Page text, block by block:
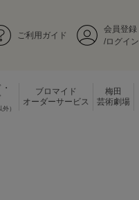
ご利用ガイド
会員登録
/ログイン
）
ブロマイド
オーダーサービス
梅田
芸術劇場